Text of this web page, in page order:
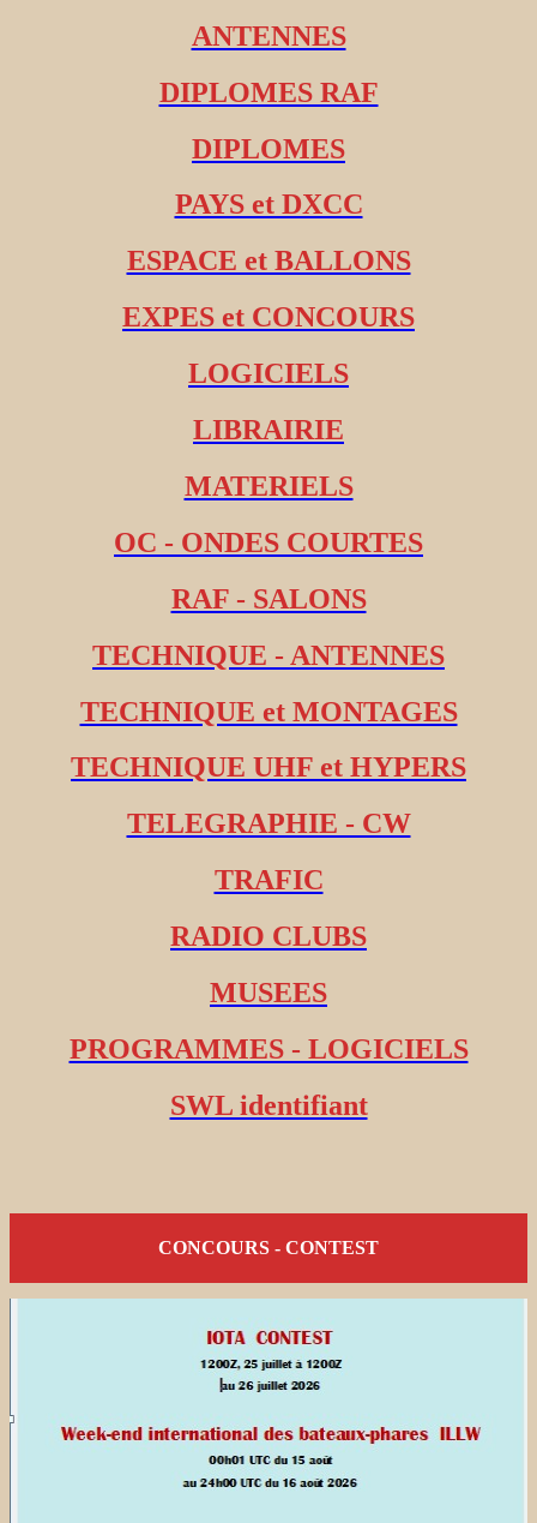
ANTENNES
DIPLOMES RAF
DIPLOMES
PAYS et DXCC
ESPACE et BALLONS
EXPES et CONCOURS
LOGICIELS
LIBRAIRIE
MATERIELS
OC - ONDES COURTES
RAF - SALONS
TECHNIQUE - ANTENNES
TECHNIQUE et MONTAGES
TECHNIQUE UHF et HYPERS
TELEGRAPHIE - CW
TRAFIC
RADIO CLUBS
MUSEES
PROGRAMMES - LOGICIELS
SWL identifiant
CONCOURS - CONTEST